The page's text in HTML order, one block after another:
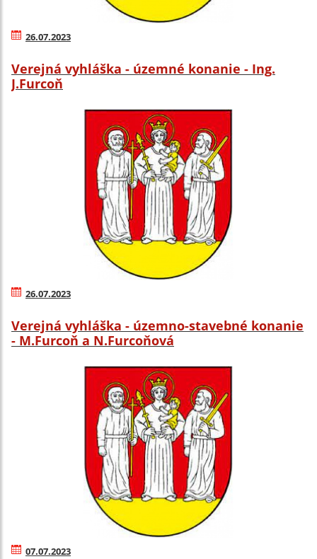
26.07.2023
Verejná vyhláška - územné konanie - Ing.
J.Furcoň
26.07.2023
Verejná vyhláška - územno-stavebné konanie
- M.Furcoň a N.Furcoňová
07.07.2023